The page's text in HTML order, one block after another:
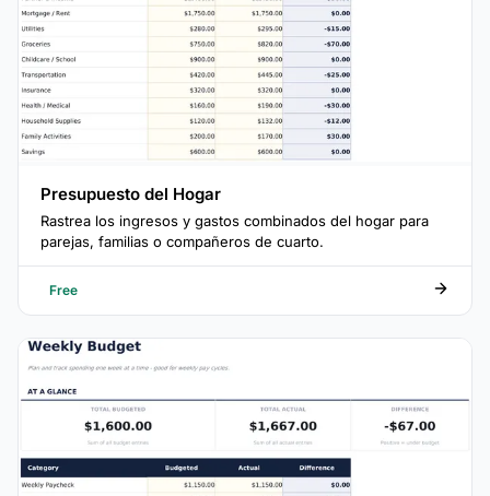
Presupuesto del Hogar
Rastrea los ingresos y gastos combinados del hogar para
parejas, familias o compañeros de cuarto.
Free